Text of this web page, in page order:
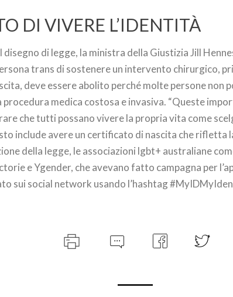
DI VIVERE L’IDENTITÀ
disegno di legge, la ministra della Giustizia Jill
trans di sostenere un intervento chirurgico,
deve essere abolito perché molte persone non
medica costosa e invasiva. “Queste
che tutti possano vivere la propria vita come
include avere un certificato di nascita che rifletta
della legge, le associazioni lgbt+ australiane
e Ygender, che avevano fatto campagna per
sui social network usando l’hashtag